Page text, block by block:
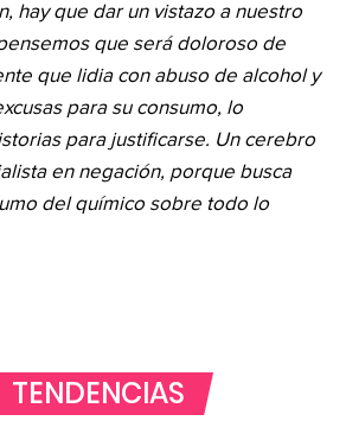
hay que dar un vistazo a nuestro
que será doloroso de
que lidia con abuso de alcohol y
para su consumo, lo
para justificarse. Un cerebro
en negación, porque busca
del químico sobre todo lo
TENDENCIAS